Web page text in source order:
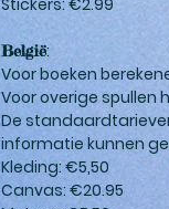
België:
Voor boeken
Voor overige spullen
De
informatie kunnen
Kleding: €5,50
Canvas: €20.95